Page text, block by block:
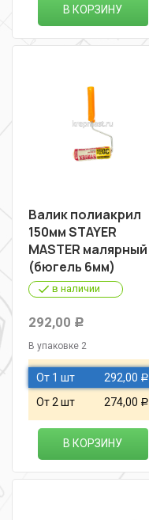
В КОРЗИНУ
Валик полиакрил
150мм STAYER
MASTER малярный
(бюгель 6мм)
в наличии
292,00 Р
В упаковке 2
От 1 шт 292,00 Р
От 2 шт 274,00 Р
В КОРЗИНУ